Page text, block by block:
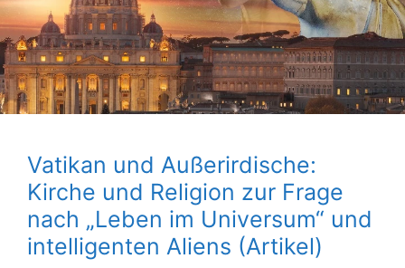
Vatikan und Außerirdische:
Kirche und Religion zur Frage
nach „Leben im Universum“ und
intelligenten Aliens (Artikel)